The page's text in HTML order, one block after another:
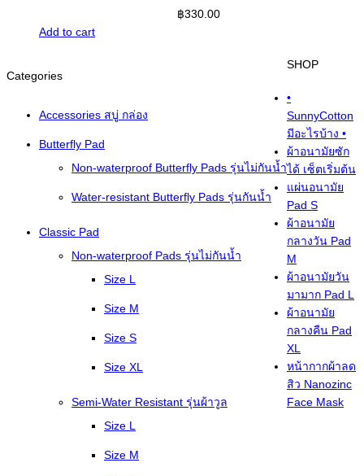
฿330.00
Add to cart
Categories
Accessories สบู่ กล่อง
Butterfly Pad
Non-waterproof Butterfly Pads รุ่นไม่กันน้ำ
Water-resistant Butterfly Pads รุ่นกันน้ำ
Classic Pad
Non-waterproof Pads รุ่นไม่กันน้ำ
Size L
Size M
Size S
Size XL
Semi-Water Resistant รุ่นผ้าวูล
Size L
Size M
SHOP
•
SunnyCotton
มีอะไรบ้าง •
ผ้าอนามัยซัก
ได้ เซ็ตเริ่มต้น
แผ่นอนามัย
Pad S
ผ้าอนามัย
กลางวัน Pad
M
ผ้าอนามัยวัน
มามาก Pad L
ผ้าอนามัย
กลางคืน Pad
XL
หน้ากากผ้าลด
สิว Nanozinc
Face Mask